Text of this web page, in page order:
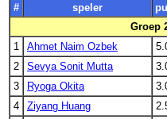
#
speler
Groep
1
Ahmet Naim Ozbek
2
Sevya Sonit Mutta
3
Ryoga Okita
4
Ziyang Huang